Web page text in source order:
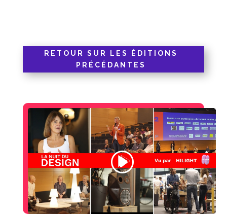
RETOUR SUR LES ÉDITIONS
PRÉCÉDANTES